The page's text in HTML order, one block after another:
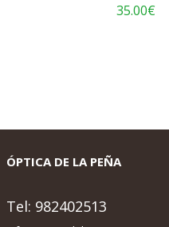
35.00€
ÓPTICA DE LA PEÑA
Tel: 982402513